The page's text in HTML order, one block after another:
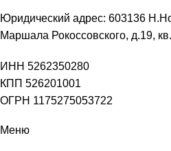
Юридический адрес: 603136
Маршала Рокоссовского, д.19,
ИНН 5262350280
КПП 526201001
ОГРН 1175275053722
Меню